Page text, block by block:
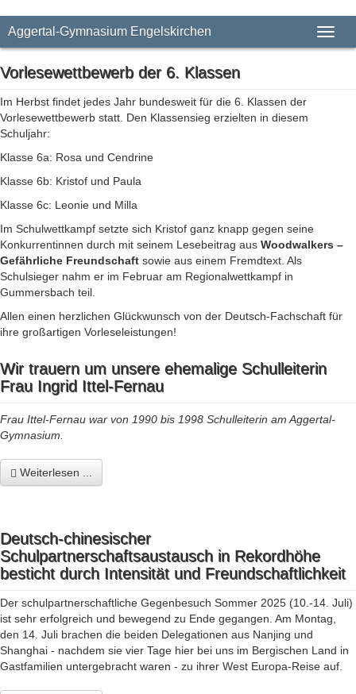
Aggertal-Gymnasium Engelskirchen
Vorlesewettbewerb der 6. Klassen
Im Herbst findet jedes Jahr bundesweit für die 6. Klassen der
Vorlesewettbewerb statt. Den Klassensieg erzielten in diesem
Schuljahr:
Klasse 6a: Rosa und Cendrine
Klasse 6b: Kristof und Paula
Klasse 6c: Leonie und Milla
Im Schulwettkampf setzte sich Kristof ganz knapp gegen seine
Konkurrentinnen durch mit seinem Lesebeitrag aus Woodwalkers –
Gefährliche Freundschaft sowie aus einem Fremdtext. Als
Schulsieger nahm er im Februar am Regionalwettkampf in
Gummersbach teil.
Allen einen herzlichen Glückwunsch von der Deutsch-Fachschaft für
ihre großartigen Vorleseleistungen!
Wir trauern um unsere ehemalige Schulleiterin
Frau Ingrid Ittel-Fernau
Frau Ittel-Fernau war von 1990 bis 1998 Schulleiterin am Aggertal-
Gymnasium.
Weiterlesen ...
Deutsch-chinesischer
Schulpartnerschaftsaustausch in Rekordhöhe
besticht durch Intensität und Freundschaftlichkeit
Der schulpartnerschaftliche Gegenbesuch Sommer 2025 (10.-14. Juli)
ist sehr erfolgreich und bewegend zu Ende gegangen. Am Montag,
den 14. Juli brachen die beiden Delegationen aus Nanjing und
Shanghai - nachdem sie vier Tage hier bei uns im Bergischen Land in
Gastfamilien untergebracht waren - zu ihrer West Europa-Reise auf.